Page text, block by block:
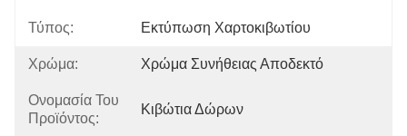
Τύπος: Εκτύπωση Χαρτοκιβωτίου
Χρώμα: Χρώμα Συνήθειας Αποδεκτό
Ονομασία Του
Προϊόντος:
Κιβώτια Δώρων